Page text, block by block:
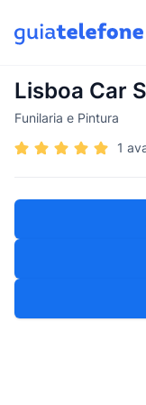
Lisboa Car
Funilaria e Pintura
1